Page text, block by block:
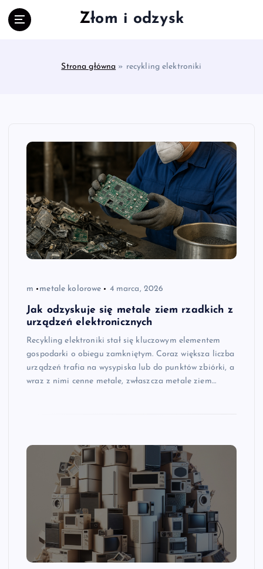
Złom i odzysk
Strona główna » recykling elektroniki
m metale kolorowe 4 marca, 2026
Jak odzyskuje się metale ziem rzadkich z
urządzeń elektronicznych
Recykling elektroniki stał się kluczowym elementem
gospodarki o obiegu zamkniętym. Coraz większa liczba
urządzeń trafia na wysypiska lub do punktów zbiórki, a
wraz z nimi cenne metale, zwłaszcza metale ziem…